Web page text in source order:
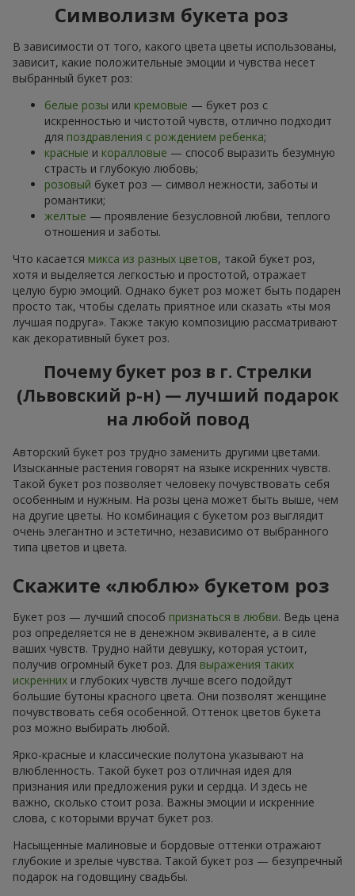
Символизм букета роз
В зависимости от того, какого цвета цветы использованы,
зависит, какие положительные эмоции и чувства несет
выбранный букет роз:
белые розы или кремовые — букет роз с
искренностью и чистотой чувств, отлично подходит
для поздравления с рождением ребенка;
красные и коралловые — способ выразить безумную
страсть и глубокую любовь;
розовый букет роз — символ нежности, заботы и
романтики;
желтые — проявление безусловной любви, теплого
отношения и заботы.
Что касается микса из разных цветов, такой букет роз,
хотя и выделяется легкостью и простотой, отражает
целую бурю эмоций. Однако букет роз может быть подарен
просто так, чтобы сделать приятное или сказать «ты моя
лучшая подруга». Также такую композицию рассматривают
как декоративный букет роз.
Почему букет роз в г. Стрелки
(Львовский р-н) — лучший подарок
на любой повод
Авторский букет роз трудно заменить другими цветами.
Изысканные растения говорят на языке искренних чувств.
Такой букет роз позволяет человеку почувствовать себя
особенным и нужным. На розы цена может быть выше, чем
на другие цветы. Но комбинация с букетом роз выглядит
очень элегантно и эстетично, независимо от выбранного
типа цветов и цвета.
Скажите «люблю» букетом роз
Букет роз — лучший способ признаться в любви. Ведь цена
роз определяется не в денежном эквиваленте, а в силе
ваших чувств. Трудно найти девушку, которая устоит,
получив огромный букет роз. Для выражения таких
искренних и глубоких чувств лучше всего подойдут
большие бутоны красного цвета. Они позволят женщине
почувствовать себя особенной. Оттенок цветов букета
роз можно выбирать любой.
Ярко-красные и классические полутона указывают на
влюбленность. Такой букет роз отличная идея для
признания или предложения руки и сердца. И здесь не
важно, сколько стоит роза. Важны эмоции и искренние
слова, с которыми вручат букет роз.
Насыщенные малиновые и бордовые оттенки отражают
глубокие и зрелые чувства. Такой букет роз — безупречный
подарок на годовщину свадьбы.